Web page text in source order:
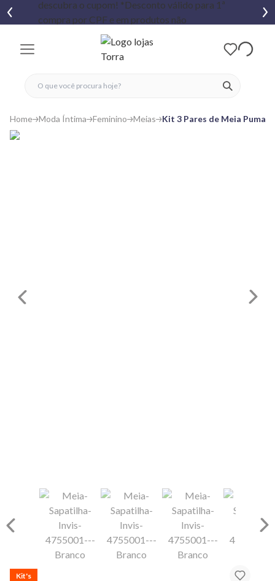
ver
fechar menu
fechar menu
favoritos
Home Moda Íntima Feminino Meias Kit 3 Pares de Meia Puma
Kit's